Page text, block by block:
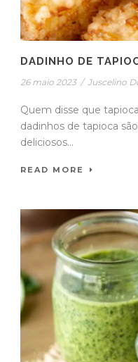
DADINHO DE
26 maio 2023 / Juscelino
Quem disse que
dadinhos de tapioca
deliciosos...
READ MORE